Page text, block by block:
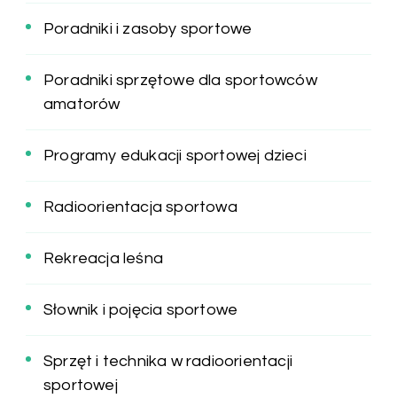
Poradniki i zasoby sportowe
Poradniki sprzętowe dla sportowców
amatorów
Programy edukacji sportowej dzieci
Radioorientacja sportowa
Rekreacja leśna
Słownik i pojęcia sportowe
Sprzęt i technika w radioorientacji
sportowej